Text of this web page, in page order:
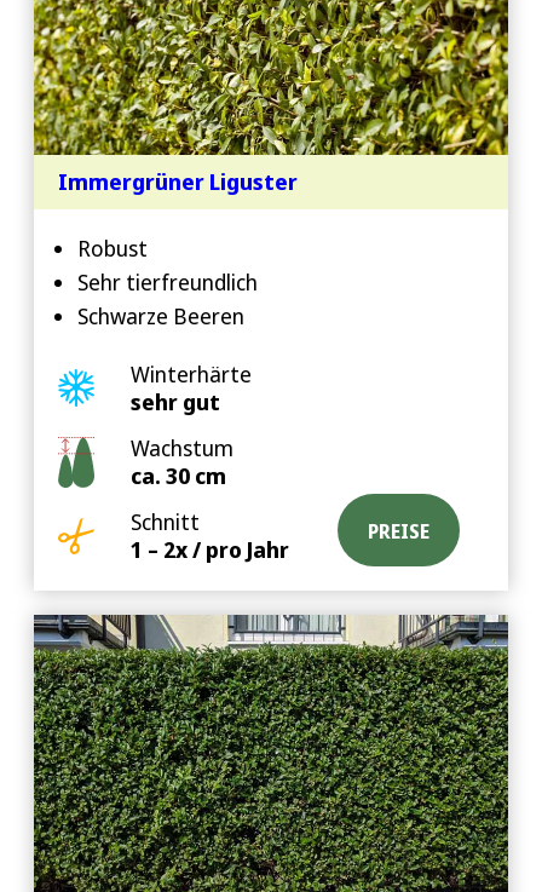
Immergrüner Liguster
Robust
Sehr tierfreundlich
Schwarze Beeren
Winterhärte
sehr gut
Wachstum
ca. 30 cm
Schnitt
1 – 2x / pro Jahr
PREISE